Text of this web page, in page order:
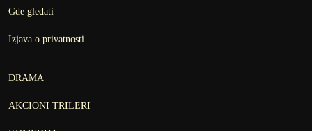
Gde gledati
Izjava o privatnosti
DRAMA
AKCIONI TRILERI